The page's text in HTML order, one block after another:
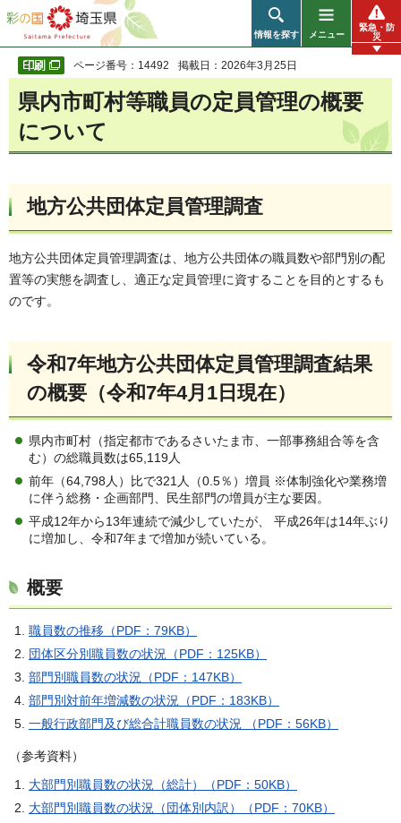
彩の国 埼玉県
情報を探す メニュー
緊急・防
災
ページ番号：14492 掲載日：2026年3月25日
県内市町村等職員の定員管理の概要
について
地方公共団体定員管理調査
地方公共団体定員管理調査は、地方公共団体の職員数や部門別の配
置等の実態を調査し、適正な定員管理に資することを目的とするも
のです。
令和7年地方公共団体定員管理調査結果
の概要（令和7年4月1日現在）
県内市町村（指定都市であるさいたま市、一部事務組合等を含
む）の総職員数は65,119人
前年（64,798人）比で321人（0.5％）増員 ※体制強化や業務増
に伴う総務・企画部門、民生部門の増員が主な要因。
平成12年から13年連続で減少していたが、 平成26年は14年ぶり
に増加し、令和7年まで増加が続いている。
概要
職員数の推移（PDF：79KB）
団体区分別職員数の状況（PDF：125KB）
部門別職員数の状況（PDF：147KB）
部門別対前年増減数の状況（PDF：183KB）
一般行政部門及び総合計職員数の状況 （PDF：56KB）
（参考資料）
大部門別職員数の状況（総計）（PDF：50KB）
大部門別職員数の状況（団体別内訳）（PDF：70KB）